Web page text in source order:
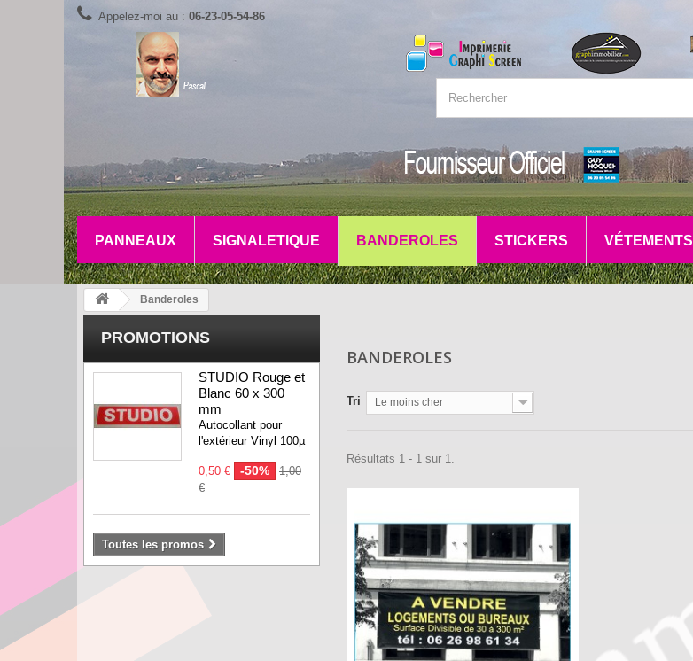
Appelez-moi au : 06-23-05-54-86
PANNEAUX SIGNALETIQUE BANDEROLES STICKERS VÉTEMENTS
Banderoles
PROMOTIONS
STUDIO Rouge et
Blanc 60 x 300
mm
Autocollant pour
l'extérieur Vinyl 100µ
0,50 € -50%
1,00
€
Toutes les promos
BANDEROLES
Tri Le moins cher
Résultats 1 - 1 sur 1.